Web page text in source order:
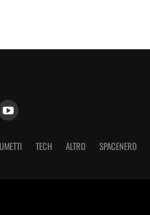
TECH ALTRO SPACENERD